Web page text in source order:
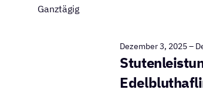
Ansichten,
Navigation
Schlüsselwort.
Ganztägig
Dezember 3, 2025–